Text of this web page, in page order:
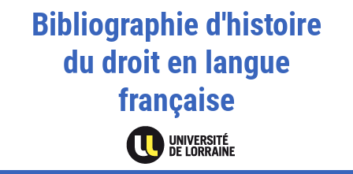
Bibliographie d'histoire
du droit en langue
française